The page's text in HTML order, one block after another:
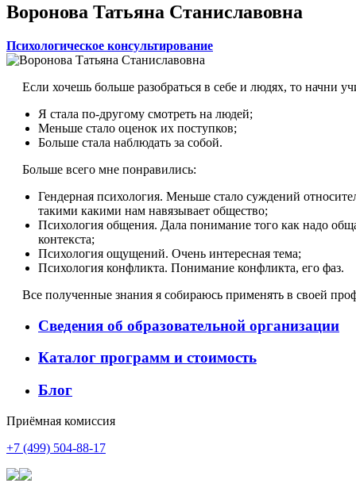
Воронова Татьяна Станиславовна
Психологическое консультирование
Если хочешь больше разобраться в себе и людях, то начни
Я стала по-другому смотреть на людей;
Меньше стало оценок их поступков;
Больше стала наблюдать за собой.
Больше всего мне понравились:
Гендерная психология. Меньше стало суждений
такими какими нам навязывает общество;
Психология общения. Дала понимание того как надо
контекста;
Психология ощущений. Очень интересная тема;
Психология конфликта. Понимание конфликта, его фаз.
Все полученные знания я собираюсь применять в своей
Сведения об образовательной организации
Каталог программ и стоимость
Блог
Приёмная комиссия
+7 (499) 504-88-17